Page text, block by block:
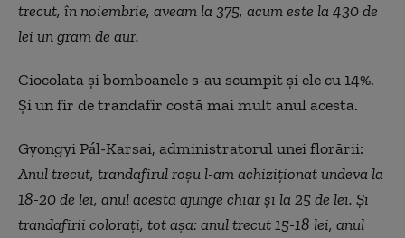
trecut, în noiembrie, aveam la 375, acum este la 430 de
lei un gram de aur.
Ciocolata și bomboanele s-au scumpit și ele cu 14%.
Și un fir de trandafir costă mai mult anul acesta.
Gyongyi Pál-Karsai, administratorul unei florării:
Anul trecut, trandafirul roșu l-am achiziționat undeva la
18-20 de lei, anul acesta ajunge chiar și la 25 de lei. Și
trandafirii colorați, tot așa: anul trecut 15-18 lei, anul